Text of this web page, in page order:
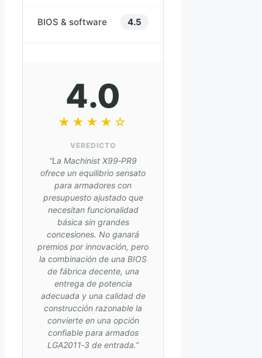
BIOS & software 4.5
4.0
★★★★☆
VEREDICTO
“La Machinist X99‑PR9
ofrece un equilibrio sensato
para armadores con
presupuesto ajustado que
necesitan funcionalidad
básica sin grandes
concesiones. No ganará
premios por innovación, pero
la combinación de una BIOS
de fábrica decente, una
entrega de potencia
adecuada y una calidad de
construcción razonable la
convierte en una opción
confiable para armados
LGA2011‑3 de entrada.”